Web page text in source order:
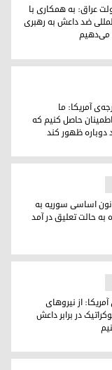
عراق: به همکاری با
ضد داعش به رهبری
می‌دهیم
نخست‌وزیر
آمریکا: ما
حاصل کنیم که
دوباره ظهور کند
اساسی سوریه به
حالت تعلیق در آمد
از نیروهای
در برابر داعش